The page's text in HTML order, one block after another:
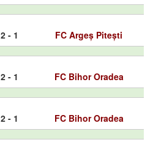
2 - 1 FC Argeș Pitești
2 - 1 FC Bihor Oradea
2 - 1 FC Bihor Oradea